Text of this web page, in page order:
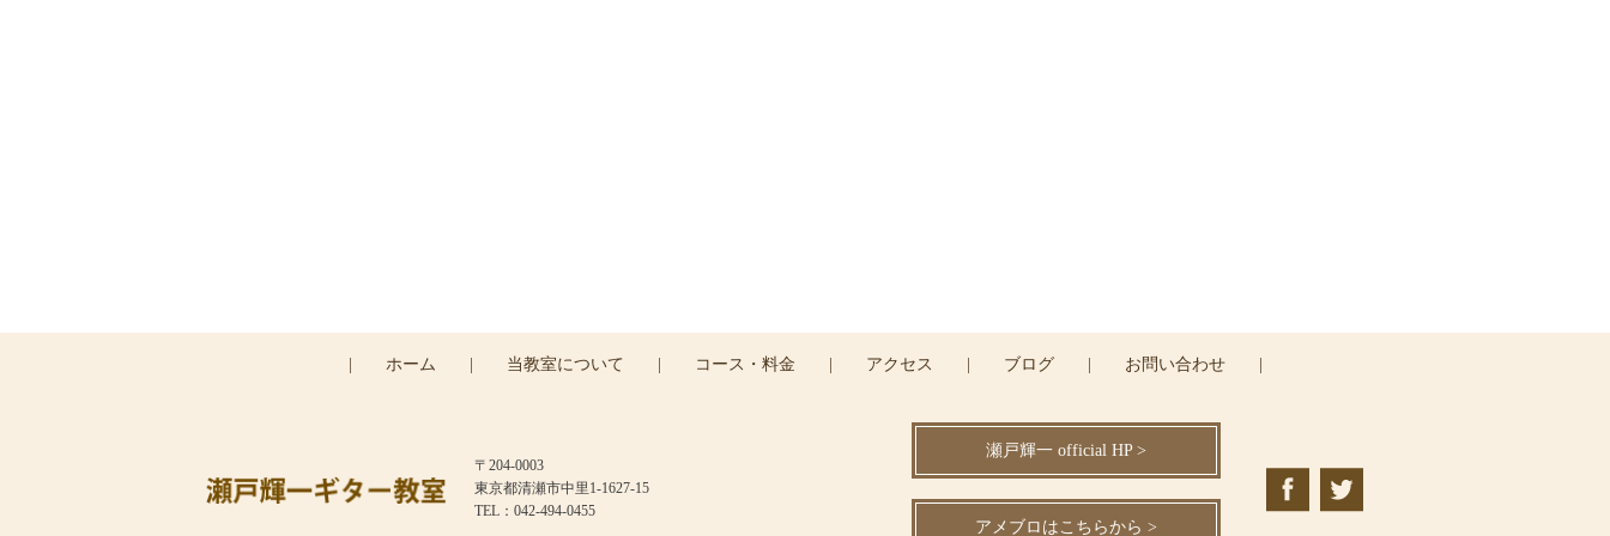
CONTACT >
ホーム 当教室について コース・料金 アクセス ブログ お問い合わせ
〒204-0003
東京都清瀬市中里1-1627-15
TEL：042-494-0455
瀬戸輝一 official HP >
アメブロはこちらから >